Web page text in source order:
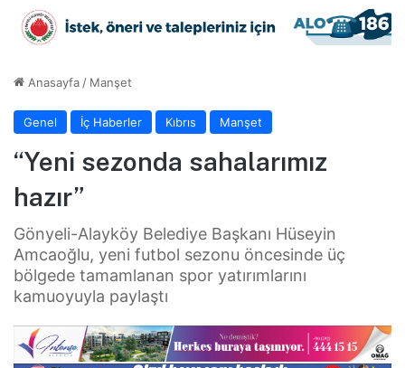
Anasayfa / Manşet
Genel İç Haberler Kıbrıs Manşet
“Yeni sezonda sahalarımız
hazır”
Gönyeli-Alayköy Belediye Başkanı Hüseyin
Amcaoğlu, yeni futbol sezonu öncesinde üç
bölgede tamamlanan spor yatırımlarını
kamuoyuyla paylaştı